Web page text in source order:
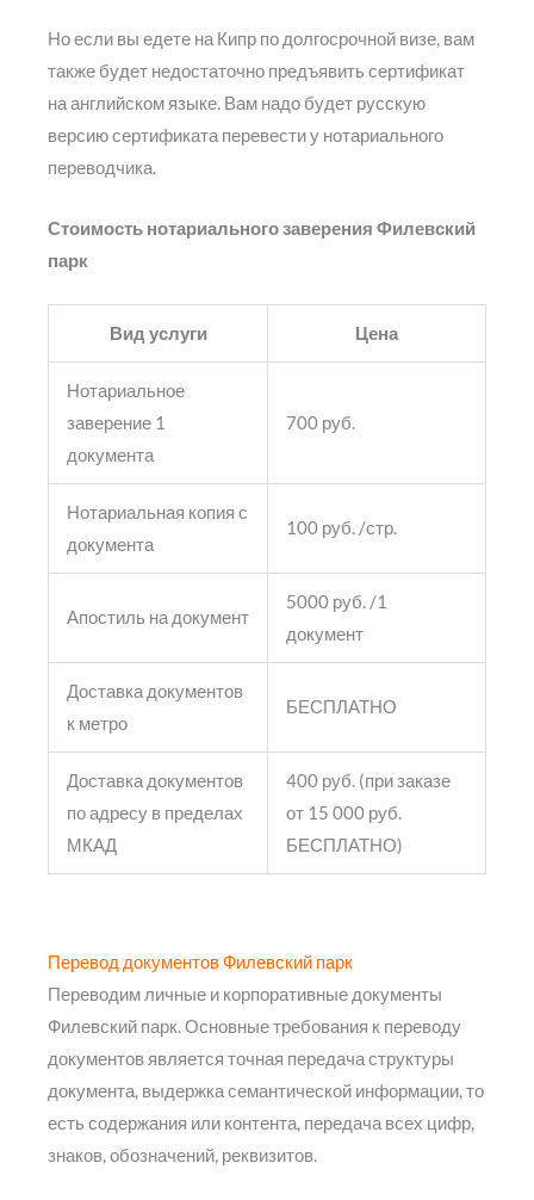
Но если вы едете на Кипр по долгосрочной визе, вам
также будет недостаточно предъявить сертификат
на английском языке. Вам надо будет русскую
версию сертификата перевести у нотариального
переводчика.
Стоимость нотариального заверения Филевский
парк
Вид услуги Цена
Нотариальное
заверение 1
документа
700 руб.
Нотариальная копия с
документа
100 руб. /стр.
Апостиль на документ
5000 руб. /1
документ
Доставка документов
к метро
БЕСПЛАТНО
Доставка документов
по адресу в пределах
МКАД
400 руб. (при заказе
от 15 000 руб.
БЕСПЛАТНО)
Перевод документов Филевский парк
Переводим личные и корпоративные документы
Филевский парк. Основные требования к переводу
документов является точная передача структуры
документа, выдержка семантической информации, то
есть содержания или контента, передача всех цифр,
знаков, обозначений, реквизитов.